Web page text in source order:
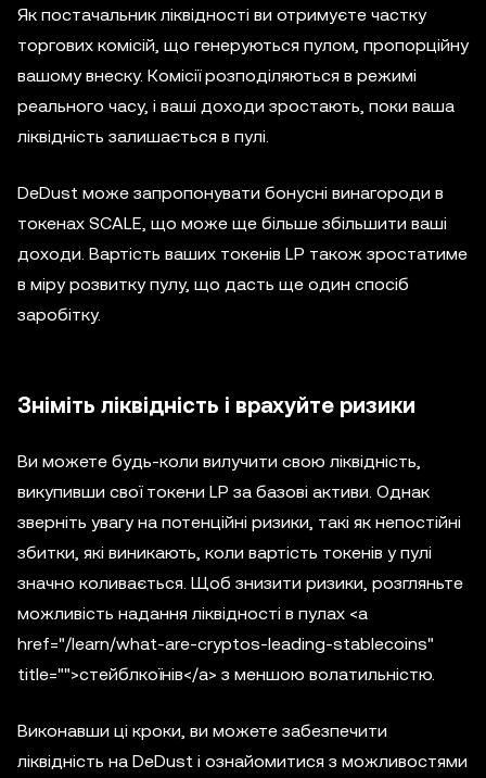
Як постачальник ліквідності ви отримуєте частку
торгових комісій, що генеруються пулом, пропорційну
вашому внеску. Комісії розподіляються в режимі
реального часу, і ваші доходи зростають, поки ваша
ліквідність залишається в пулі.
DeDust може запропонувати бонусні винагороди в
токенах SCALE, що може ще більше збільшити ваші
доходи. Вартість ваших токенів LP також зростатиме
в міру розвитку пулу, що дасть ще один спосіб
заробітку.
Зніміть ліквідність і врахуйте ризики
Ви можете будь-коли вилучити свою ліквідність,
викупивши свої токени LP за базові активи. Однак
зверніть увагу на потенційні ризики, такі як непостійні
збитки, які виникають, коли вартість токенів у пулі
значно коливається. Щоб знизити ризики, розгляньте
можливість надання ліквідності в пулах <a
href="/learn/what-are-cryptos-leading-stablecoins"
title="">стейблкоїнів</a> з меншою волатильністю.
Виконавши ці кроки, ви можете забезпечити
ліквідність на DeDust і ознайомитися з можливостями